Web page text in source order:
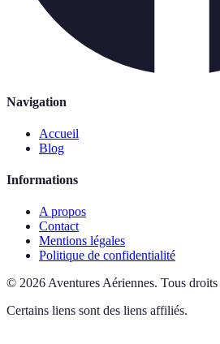
Navigation
Accueil
Blog
Informations
A propos
Contact
Mentions légales
Politique de confidentialité
© 2026 Aventures Aériennes. Tous droits
Certains liens sont des liens affiliés.